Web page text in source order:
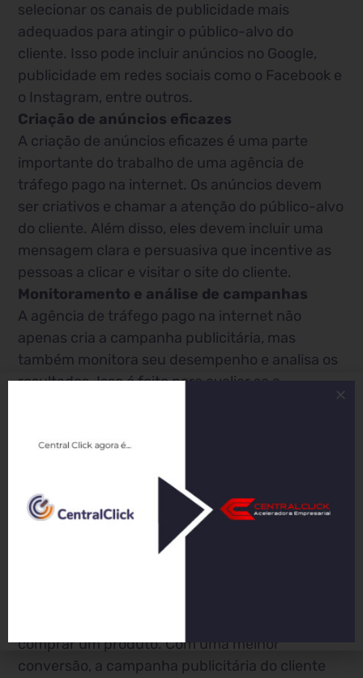
selecionar os canais de publicidade mais
adequados para atingir o público-alvo do
cliente. Isso pode incluir anúncios no Google,
publicidade em redes sociais como o Facebook e
o Instagram, entre outros.
Criação de anúncios eficazes
A criação de anúncios eficazes é uma parte
importante do trabalho de uma agência de
tráfego pago na internet. Os anúncios devem
ser criativos e chamar a atenção do público-alvo
do cliente. Além disso, eles devem incluir uma
mensagem clara e persuasiva que incentive as
pessoas a clicar e visitar o site do cliente.
Monitoramento e análise de campanhas
A agência de tráfego pago na internet não
apenas cria a campanha publicitária, mas
também monitora seu desempenho e analisa os
resultados. Isso é feito para avaliar se a
melhorar o desempenho.
Além de monitorar e analisar campanhas
publicitárias, uma agência de tráfego pago na
internet também pode ajudar a otimizar a
conversão do site do cliente. Isso envolve
comprar um produto. Com uma melhor
conversão, a campanha publicitária do cliente